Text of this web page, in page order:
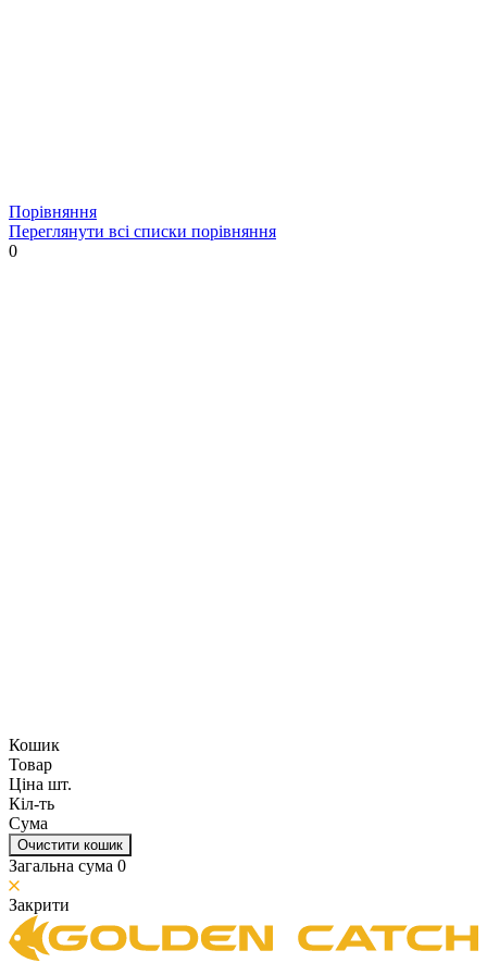
Порівняння
Переглянути всі списки порівняння
0
Кошик
Товар
Ціна шт.
Кіл-ть
Сума
Очистити кошик
Загальна сума 0
Закрити